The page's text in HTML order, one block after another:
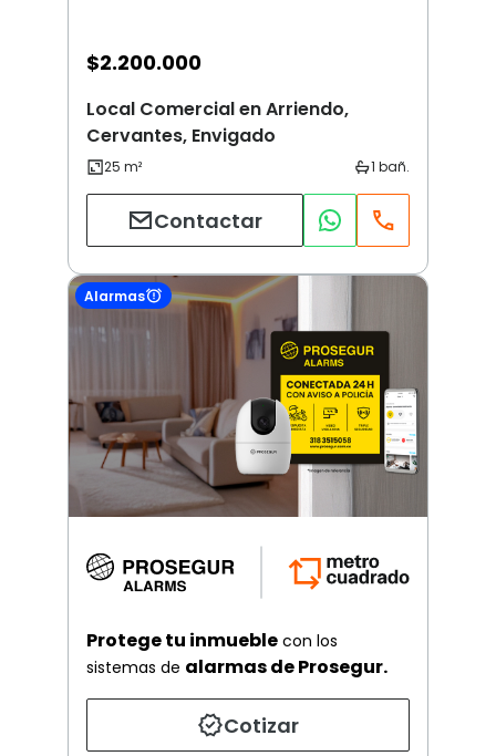
$2.200.000
Local Comercial en Arriendo,
Cervantes, Envigado
Contactar
Alarmas
Protege tu inmueble con los
sistemas de alarmas de Prosegur.
Cotizar